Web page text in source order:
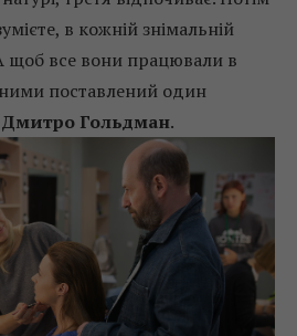
в кожній знімальній
щоб все вони працювали в
поставлений один
Дмитро Гольдман.